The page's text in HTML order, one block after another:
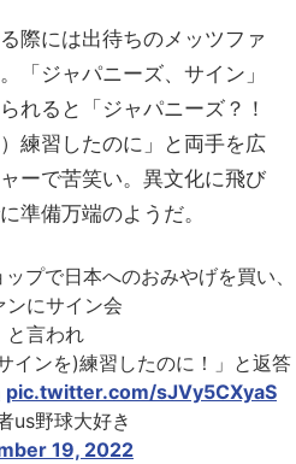
際には出待ちのメッツファ
「ジャパニーズ、サイン」
れると「ジャパニーズ？！
練習したのに」と両手を広
ーで苦笑い。異文化に飛び
準備万端のようだ。
プで日本へのおみやげを買い、
ンにサイン会
と言われ
インを)練習したのに！」と返答
pic.twitter.com/sJVy5CXyaS
us野球大好き
19, 2022